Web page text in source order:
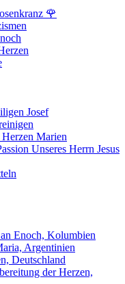
🌹
Josef
Marien
Unseres Herrn Jesus
Enoch, Kolumbien
Argentinien
Deutschland
der Herzen,